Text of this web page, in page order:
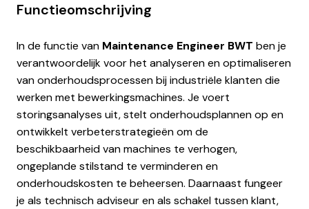
Functieomschrijving
In de functie van Maintenance Engineer BWT ben je
verantwoordelijk voor het analyseren en optimaliseren
van onderhoudsprocessen bij industriële klanten die
werken met bewerkingsmachines. Je voert
storingsanalyses uit, stelt onderhoudsplannen op en
ontwikkelt verbeterstrategieën om de
beschikbaarheid van machines te verhogen,
ongeplande stilstand te verminderen en
onderhoudskosten te beheersen. Daarnaast fungeer
je als technisch adviseur en als schakel tussen klant,